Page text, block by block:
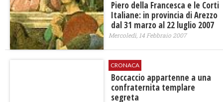
Piero della Francesca e le Corti
Italiane: in provincia di Arezzo
dal 31 marzo al 22 luglio 2007
Mercoledì, 14 Febbraio 2007
CRONACA
Boccaccio appartenne a una
confraternita templare
segreta